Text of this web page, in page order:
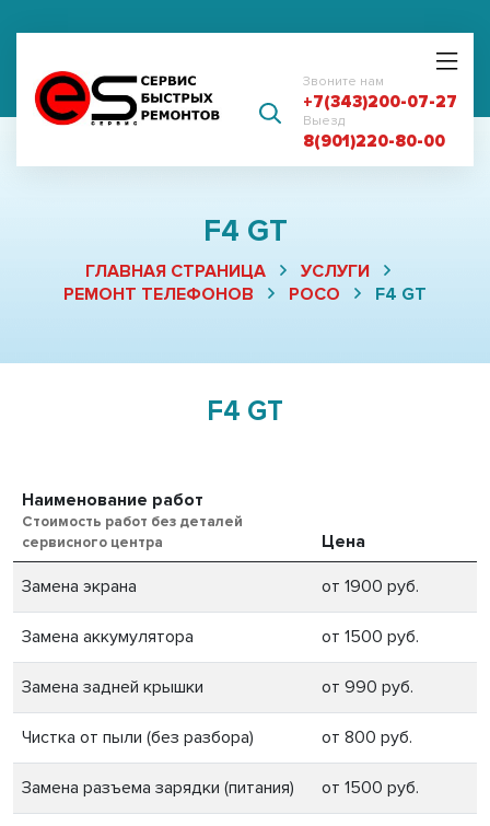
Звоните нам
+7(343)200-07-27
Выезд
8(901)220-80-00
F4 GT
ГЛАВНАЯ СТРАНИЦА
УСЛУГИ
РЕМОНТ ТЕЛЕФОНОВ
POCO F4 GT
F4 GT
Наименование работ
Стоимость работ без деталей
сервисного центра
Цена
Замена экрана от 1900 руб.
Замена аккумулятора от 1500 руб.
Замена задней крышки от 990 руб.
Чистка от пыли (без разбора) от 800 руб.
Замена разъема зарядки (питания) от 1500 руб.